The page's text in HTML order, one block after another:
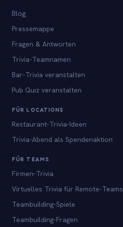
Blog
Pressemappe
Fragen & Antworten
Trivia-Teamnamen
Bar-Trivia veranstalten
Pub Quiz veranstalten
FÜR LOCATIONS
Restaurant-Trivia-Ideen
Trivia-Abend als Spendenaktion
FÜR TEAMS
Firmen-Trivia
Virtuelles Trivia für Remote-Teams
Teambuilding-Spiele
Teambuilding-Fragen